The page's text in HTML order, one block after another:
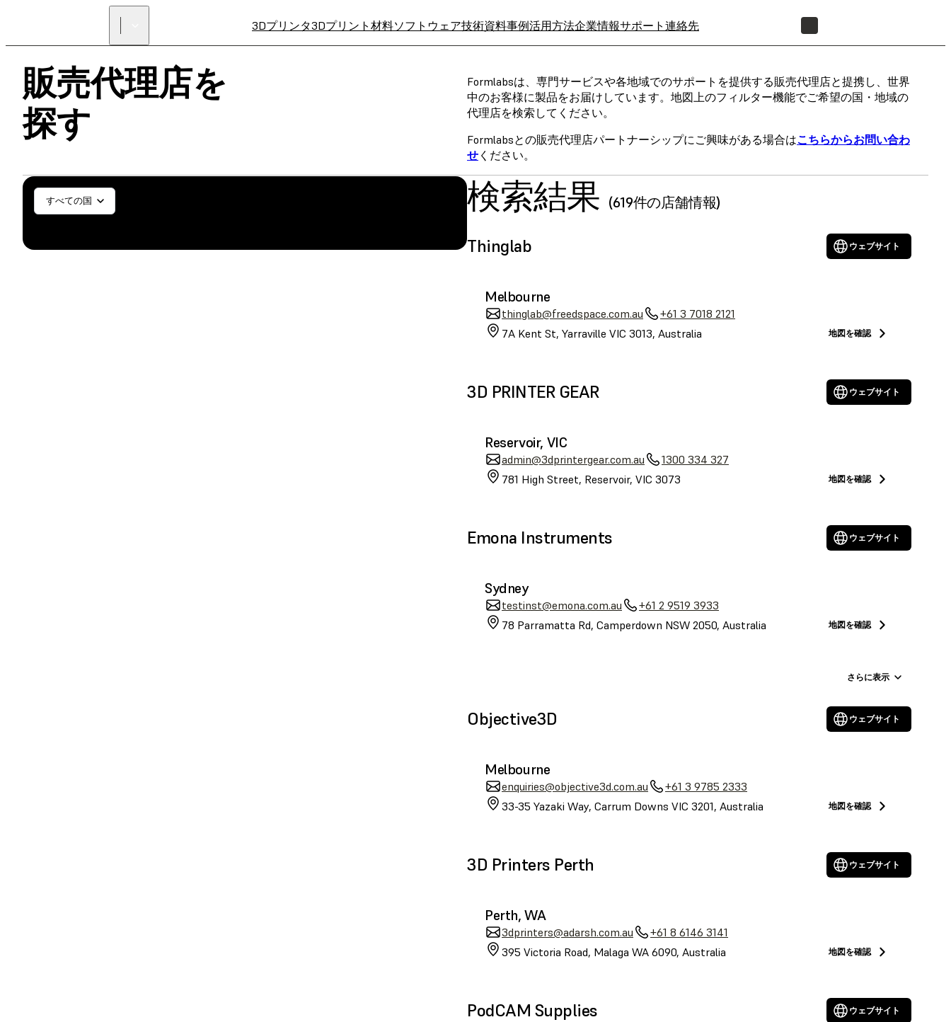
3Dプリンタ3Dプリント材料ソフトウェア技術資料事例活用方法企業情報サポート 連絡先
販売代理店を
探す
Formlabsは、専門サービスや各地域でのサポートを提供する販売代理店と提携し、世界
中のお客様に製品をお届けしています。地図上のフィルター機能でご希望の国・地域の
代理店を検索してください。
Formlabsとの販売代理店パートナーシップにご興味がある場合はこちらからお問い合わ
せ ください。
すべての国 検索結果 (619件の店舗情報)
Thinglab ウェブサイト
Melbourne
thinglab@freedspace.com.au
+61 3 7018 2121
7A Kent St, Yarraville VIC 3013, Australia
地図を確認
3D PRINTER GEAR ウェブサイト
Reservoir, VIC
admin@3dprintergear.com.au
1300 334 327
781 High Street, Reservoir, VIC 3073
地図を確認
Emona Instruments ウェブサイト
Sydney
testinst@emona.com.au
+61 2 9519 3933
78 Parramatta Rd, Camperdown NSW 2050, Australia
地図を確認
さらに表示
Objective3D ウェブサイト
Melbourne
enquiries@objective3d.com.au
+61 3 9785 2333
33-35 Yazaki Way, Carrum Downs VIC 3201, Australia
地図を確認
3D Printers Perth ウェブサイト
Perth, WA
3dprinters@adarsh.com.au
+61 8 6146 3141
395 Victoria Road, Malaga WA 6090, Australia
地図を確認
PodCAM Supplies ウェブサイト